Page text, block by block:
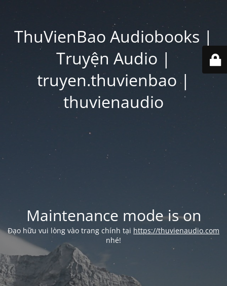
ThuVienBao Audiobooks |
Truyện Audio |
truyen.thuvienbao |
thuvienaudio
Maintenance mode is on
Đạo hữu vui lòng vào trang chính tại https://thuvienaudio.com
nhé!